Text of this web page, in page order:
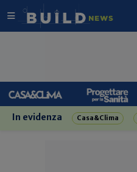
In evidenza Casa&Clima